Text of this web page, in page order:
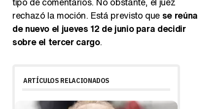
rechazó la moción. Está previsto que se reúna
de nuevo el jueves 12 de junio para decidir
sobre el tercer cargo.
ARTÍCULOS RELACIONADOS